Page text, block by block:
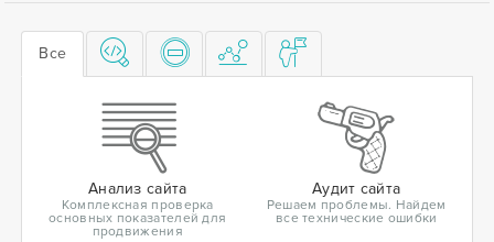
Все
Анализ сайта
Комплексная проверка
основных показателей для
продвижения
Аудит сайта
Решаем проблемы. Найдем
все технические ошибки